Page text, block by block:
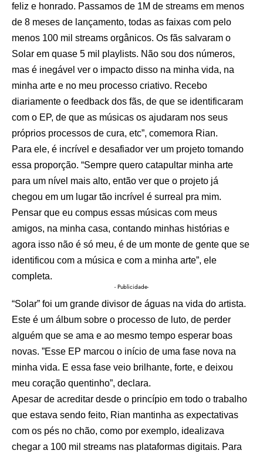
feliz e honrado. Passamos de 1M de streams em menos
de 8 meses de lançamento, todas as faixas com pelo
menos 100 mil streams orgânicos. Os fãs salvaram o
Solar em quase 5 mil playlists. Não sou dos números,
mas é inegável ver o impacto disso na minha vida, na
minha arte e no meu processo criativo. Recebo
diariamente o feedback dos fãs, de que se identificaram
com o EP, de que as músicas os ajudaram nos seus
próprios processos de cura, etc”, comemora Rian.
Para ele, é incrível e desafiador ver um projeto tomando
essa proporção. “Sempre quero catapultar minha arte
para um nível mais alto, então ver que o projeto já
chegou em um lugar tão incrível é surreal pra mim.
Pensar que eu compus essas músicas com meus
amigos, na minha casa, contando minhas histórias e
agora isso não é só meu, é de um monte de gente que se
identificou com a música e com a minha arte”, ele
completa.
- Publicidade-
“Solar” foi um grande divisor de águas na vida do artista.
Este é um álbum sobre o processo de luto, de perder
alguém que se ama e ao mesmo tempo esperar boas
novas. ”Esse EP marcou o início de uma fase nova na
minha vida. E essa fase veio brilhante, forte, e deixou
meu coração quentinho”, declara.
Apesar de acreditar desde o princípio em todo o trabalho
que estava sendo feito, Rian mantinha as expectativas
com os pés no chão, como por exemplo, idealizava
chegar a 100 mil streams nas plataformas digitais. Para